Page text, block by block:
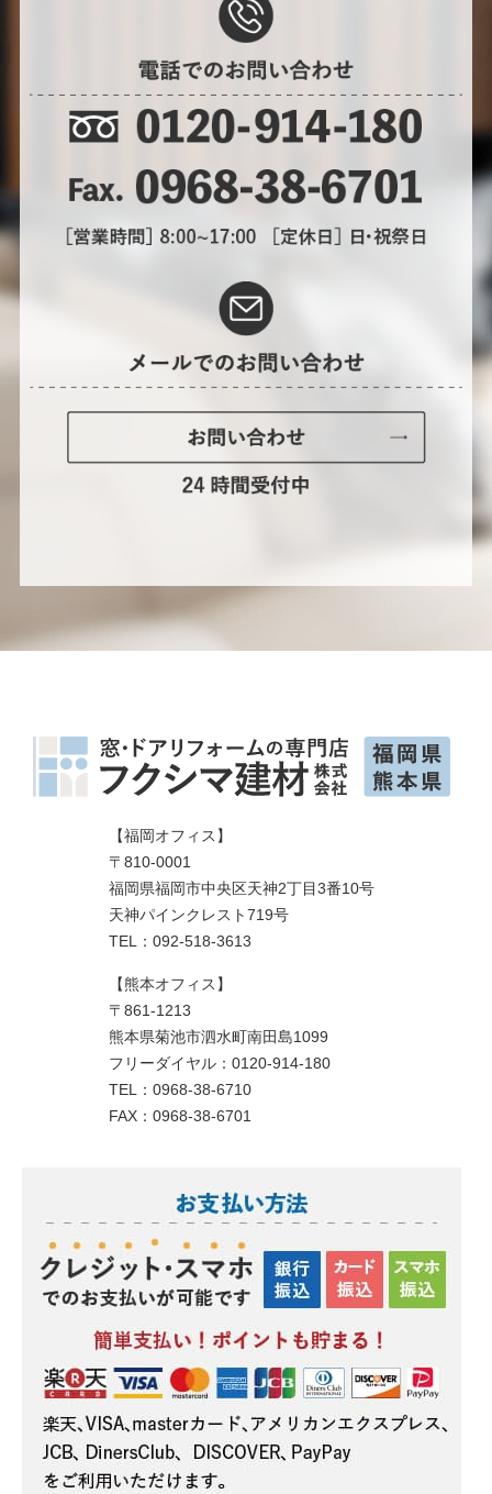
【福岡オフィス】
〒810-0001
福岡県福岡市中央区天神2丁目3番10号
天神パインクレスト719号
TEL：092-518-3613
【熊本オフィス】
〒861-1213
熊本県菊池市泗水町南田島1099
フリーダイヤル：0120-914-180
TEL：0968-38-6710
FAX：0968-38-6701